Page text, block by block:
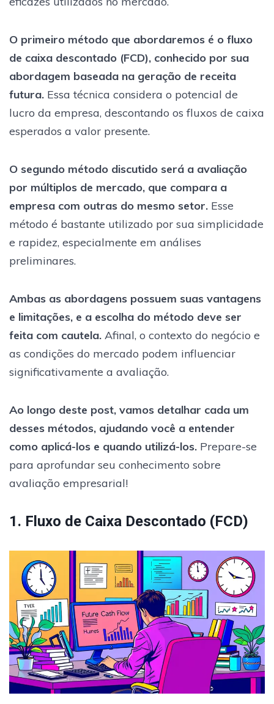
O primeiro método que abordaremos é o fluxo
de caixa descontado (FCD), conhecido por sua
abordagem baseada na geração de receita
futura. Essa técnica considera o potencial de
lucro da empresa, descontando os fluxos de caixa
esperados a valor presente.
O segundo método discutido será a avaliação
por múltiplos de mercado, que compara a
empresa com outras do mesmo setor. Esse
método é bastante utilizado por sua simplicidade
e rapidez, especialmente em análises
preliminares.
Ambas as abordagens possuem suas vantagens
e limitações, e a escolha do método deve ser
feita com cautela. Afinal, o contexto do negócio e
as condições do mercado podem influenciar
significativamente a avaliação.
Ao longo deste post, vamos detalhar cada um
desses métodos, ajudando você a entender
como aplicá-los e quando utilizá-los. Prepare-se
para aprofundar seu conhecimento sobre
avaliação empresarial!
1. Fluxo de Caixa Descontado (FCD)